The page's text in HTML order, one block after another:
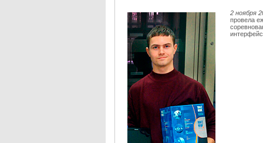
2 ноября
провела